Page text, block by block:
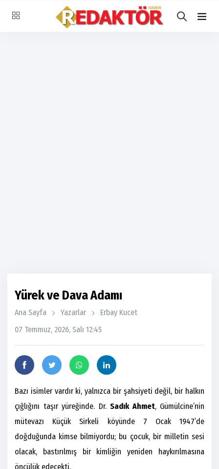
Yürek ve Dava Adamı
Ana Sayfa Yazarlar
Erbay Kucet
07 Temmuz, 2026, Salı 12:45
Bazı isimler vardır ki, yalnızca bir şahsiyeti değil, bir halkın
çığlığını taşır yüreğinde. Dr. Sadık Ahmet, Gümülcine’nin
mütevazı Küçük Sirkeli köyünde 7 Ocak 1947’de
doğduğunda kimse bilmiyordu; bu çocuk, bir milletin sesi
olacak, bastırılmış bir kimliğin yeniden haykırılmasına
öncülük edecekti.